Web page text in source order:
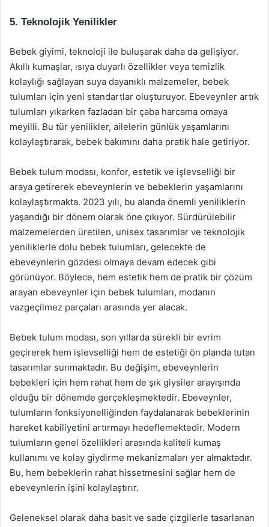
5. Teknolojik Yenilikler
Bebek giyimi, teknoloji ile buluşarak daha da gelişiyor.
Akıllı kumaşlar, ısıya duyarlı özellikler veya temizlik
kolaylığı sağlayan suya dayanıklı malzemeler, bebek
tulumları için yeni standartlar oluşturuyor. Ebeveynler artık
tulumları yıkarken fazladan bir çaba harcama omaya
meyilli. Bu tür yenilikler, ailelerin günlük yaşamlarını
kolaylaştırarak, bebek bakımını daha pratik hale getiriyor.
Bebek tulum modası, konfor, estetik ve işlevselliği bir
araya getirerek ebeveynlerin ve bebeklerin yaşamlarını
kolaylaştırmakta. 2023 yılı, bu alanda önemli yeniliklerin
yaşandığı bir dönem olarak öne çıkıyor. Sürdürülebilir
malzemelerden üretilen, unisex tasarımlar ve teknolojik
yeniliklerle dolu bebek tulumları, gelecekte de
ebeveynlerin gözdesi olmaya devam edecek gibi
görünüyor. Böylece, hem estetik hem de pratik bir çözüm
arayan ebeveynler için bebek tulumları, modanın
vazgeçilmez parçaları arasında yer alacak.
Bebek tulum modası, son yıllarda sürekli bir evrim
geçirerek hem işlevselliği hem de estetiği ön planda tutan
tasarımlar sunmaktadır. Bu değişim, ebeveynlerin
bebekleri için hem rahat hem de şık giysiler arayışında
olduğu bir dönemde gerçekleşmektedir. Ebeveynler,
tulumların fonksiyonelliğinden faydalanarak bebeklerinin
hareket kabiliyetini artırmayı hedeflemektedir. Modern
tulumların genel özellikleri arasında kaliteli kumaş
kullanımı ve kolay giydirme mekanizmaları yer almaktadır.
Bu, hem bebeklerin rahat hissetmesini sağlar hem de
ebeveynlerin işini kolaylaştırır.
Geleneksel olarak daha basit ve sade çizgilerle tasarlanan